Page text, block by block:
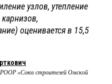
узлов, утепление
оценивается в 15,5
РООР «Союз строителей Омской